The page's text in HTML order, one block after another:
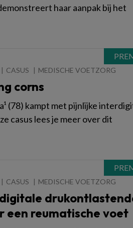
haar aanpak bij het
CASUS MEDISCHE VOETZORG
corns
(78) kampt met pijnlijke
casus lees je meer over dit
CASUS MEDISCHE VOETZORG
een reumatische voet